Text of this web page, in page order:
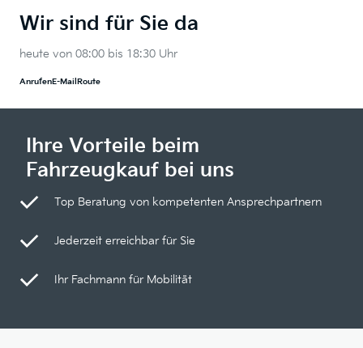
Wir sind für Sie da
heute von 08:00 bis 18:30 Uhr
AnrufenE-Mail Route
Ihre Vorteile beim
Fahrzeugkauf bei uns
Top Beratung von kompetenten Ansprechpartnern
Jederzeit erreichbar für Sie
Ihr Fachmann für Mobilität